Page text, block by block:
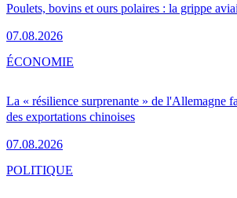
Poulets, bovins et ours polaires : la grippe
07.08.2026
La « résilience surprenante » de l'Allemagne
des exportations chinoises
07.08.2026
ÉCONOMIE
POLITIQUE